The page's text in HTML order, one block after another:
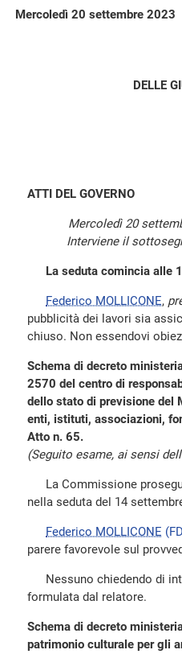
Mercoledì 20 settembre 2023
DELLE
ATTI DEL GOVERNO
Mercoledì 20
Interviene il
La seduta comincia alle
Federico MOLLICONE,
pubblicità dei lavori sia
chiuso. Non essendovi
Schema di decreto
2570 del centro di
dello stato di previsione del
enti, istituti, associazioni,
Atto n. 65.
(Seguito esame, ai sensi
La Commissione
nella seduta del 14
Federico MOLLICONE
parere favorevole sul
Nessuno chiedendo di
formulata dal relatore.
Schema di decreto
patrimonio culturale per gli